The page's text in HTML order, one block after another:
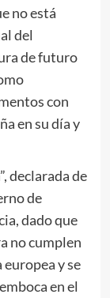
no está
del
de futuro
con
en su día y
declarada de
de
dado que
no cumplen
y se
en el